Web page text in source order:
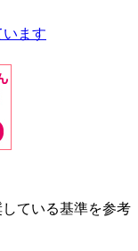
ます
ている基準を参考